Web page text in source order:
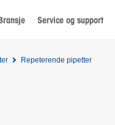
Service og support
Repeterende pipetter